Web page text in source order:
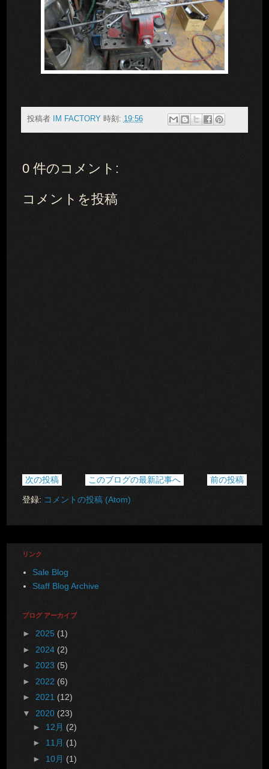
投稿者 IM FACTORY 時刻: 19:56
0 件のコメント:
コメントを投稿
次の投稿 前の投稿
このブログの最新記事へ
登録: コメントの投稿 (Atom)
リンク
Sale Blog
Staff Blog Archive
ブログ アーカイブ
► 2025 (1)
► 2024 (2)
► 2023 (5)
► 2022 (6)
► 2021 (12)
▼ 2020 (23)
► 12月 (2)
► 11月 (1)
► 10月 (1)